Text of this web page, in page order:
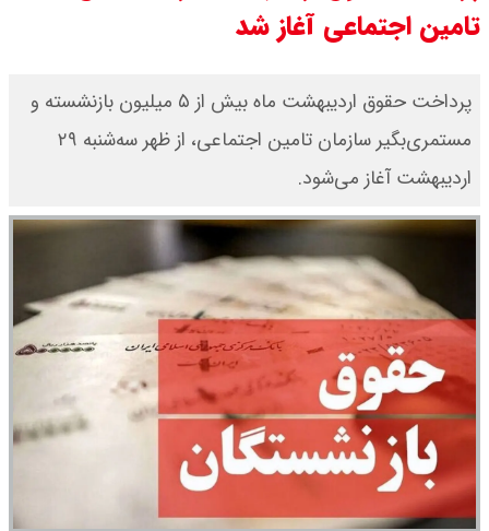
۱۴۰۵ / طلا صعودی شد + جدول
قیمت دلار توافقی امروز شنبه ۱۷ مرداد
۱۴۰۵ اعلام شد
تامین اجتماعی آغاز شد
پرداخت حقوق اردیبهشت ماه بیش از ۵ میلیون بازنشسته و
مستمری‌بگیر سازمان تامین اجتماعی، از ظهر سه‌شنبه ۲۹
اردیبهشت آغاز می‌شود.